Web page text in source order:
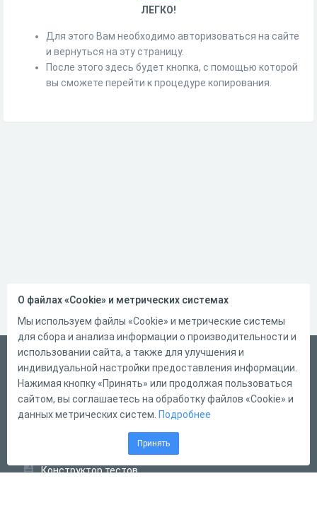
ЛЕГКО!
Для этого Вам необходимо авторизоваться на сайте
и вернуться на эту страницу.
После этого здесь будет кнопка, с помощью которой
вы сможете перейти к процедуре копирования.
Русский
Справка
Форма обратной связи
Конструктор тестов
О файлах «Cookie» и метрических системах
Мы используем файлы «Cookie» и метрические системы
для сбора и анализа информации о производительности и
использовании сайта, а также для улучшения и
индивидуальной настройки предоставления информации.
Нажимая кнопку «Принять» или продолжая пользоваться
сайтом, вы соглашаетесь на обработку файлов «Cookie» и
данных метрических систем. Подробнее
Принять